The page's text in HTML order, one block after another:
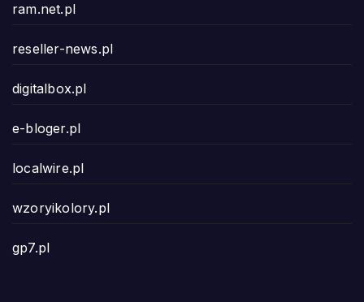
ram.net.pl
reseller-news.pl
digitalbox.pl
e-bloger.pl
localwire.pl
wzoryikolory.pl
gp7.pl